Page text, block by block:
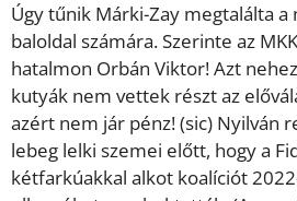
Úgy tűnik Márki-Zay megtalálta
baloldal számára. Szerinte az
hatalmon Orbán Viktor! Azt
kutyák nem vettek részt az
azért nem jár pénz! (sic) Nyilván
lebeg lelki szemei előtt, hogy a
kétfarkúakkal alkot koalíciót